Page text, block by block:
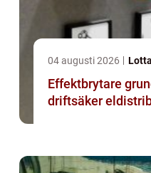
04 augusti 2026
Effektbrytare grunden för säker och
driftsäker